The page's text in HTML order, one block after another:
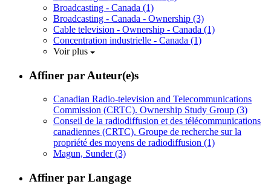
Broadcasting - Canada (1)
Broadcasting - Canada - Ownership (3)
Cable television - Ownership - Canada (1)
Concentration industrielle - Canada (1)
Voir plus
Affiner par Auteur(e)s
Canadian Radio-television and Telecommunications
Commission (CRTC). Ownership Study Group (3)
Conseil de la radiodiffusion et des télécommunications
canadiennes (CRTC). Groupe de recherche sur la
propriété des moyens de radiodiffusion (1)
Magun, Sunder(3)
Affiner par Langage